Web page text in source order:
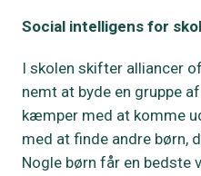
Social intelligens for
I skolen skifter alliancer
nemt at byde en gruppe
kæmper med at komme
med at finde andre børn,
Nogle børn får en bedste